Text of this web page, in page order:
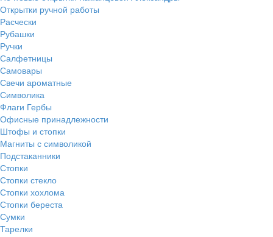
Открытки ручной работы
Расчески
Рубашки
Ручки
Салфетницы
Самовары
Свечи ароматные
Символика
Флаги Гербы
Офисные принадлежности
Штофы и стопки
Магниты с символикой
Подстаканники
Стопки
Стопки стекло
Стопки хохлома
Стопки береста
Сумки
Тарелки